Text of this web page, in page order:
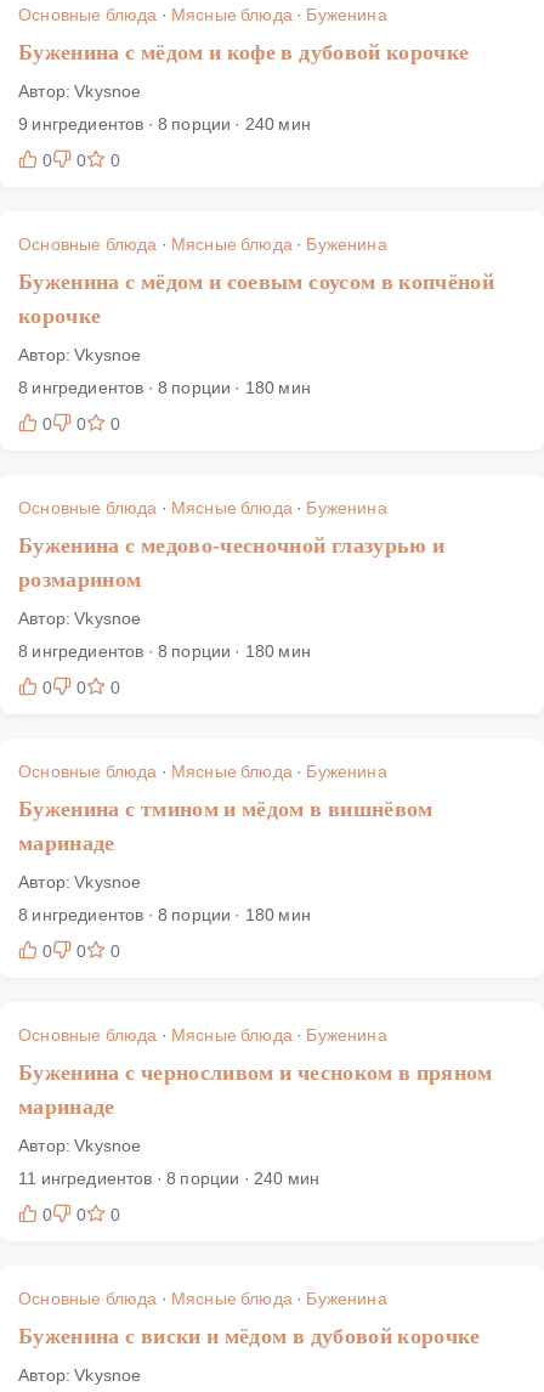
Основные блюда · Мясные блюда· Буженина
Буженина с мёдом и кофе в дубовой корочке
Автор: Vkysnoe
9 ингредиентов · 8 порции · 240 мин
0
0 0
Основные блюда · Мясные блюда· Буженина
Буженина с мёдом и соевым соусом в копчёной
корочке
Автор: Vkysnoe
8 ингредиентов · 8 порции · 180 мин
0
0 0
Основные блюда · Мясные блюда· Буженина
Буженина с медово-чесночной глазурью и
розмарином
Автор: Vkysnoe
8 ингредиентов · 8 порции · 180 мин
0
0 0
Основные блюда · Мясные блюда· Буженина
Буженина с тмином и мёдом в вишнёвом
маринаде
Автор: Vkysnoe
8 ингредиентов · 8 порции · 180 мин
0
0 0
Основные блюда · Мясные блюда· Буженина
Буженина с черносливом и чесноком в пряном
маринаде
Автор: Vkysnoe
11 ингредиентов · 8 порции · 240 мин
0
0 0
Основные блюда · Мясные блюда· Буженина
Буженина с виски и мёдом в дубовой корочке
Автор: Vkysnoe